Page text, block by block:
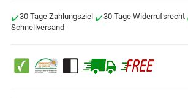
30 Tage Zahlungsziel 30 Tage Widerrufsrecht
Schnellversand